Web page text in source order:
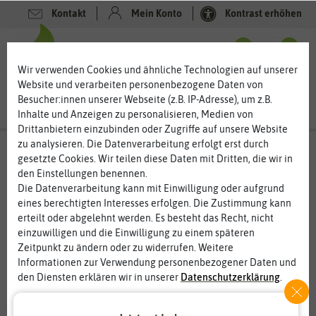
Kontakt Mein Konto Kontrast erhöhen
-50%
Wir verwenden Cookies und ähnliche Technologien auf unserer
Website und verarbeiten personenbezogene Daten von
Besucher:innen unserer Webseite (z.B. IP-Adresse), um z.B.
Inhalte und Anzeigen zu personalisieren, Medien von
Drittanbietern einzubinden oder Zugriffe auf unsere Website
zu analysieren. Die Datenverarbeitung erfolgt erst durch
gesetzte Cookies. Wir teilen diese Daten mit Dritten, die wir in
den Einstellungen benennen.
Die Datenverarbeitung kann mit Einwilligung oder aufgrund
eines berechtigten Interesses erfolgen. Die Zustimmung kann
erteilt oder abgelehnt werden. Es besteht das Recht, nicht
einzuwilligen und die Einwilligung zu einem späteren
Zeitpunkt zu ändern oder zu widerrufen. Weitere
Informationen zur Verwendung personenbezogener Daten und
den Diensten erklären wir in unserer Daten­schutz­erklärung.
Statistik